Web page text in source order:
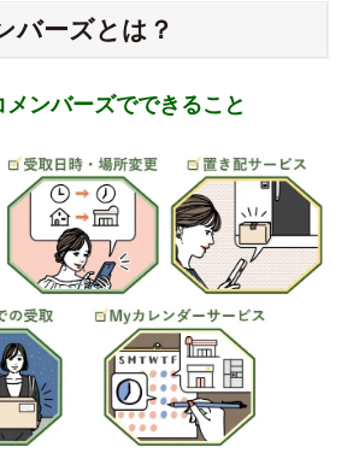
バーズとは？
メンバーズでできること